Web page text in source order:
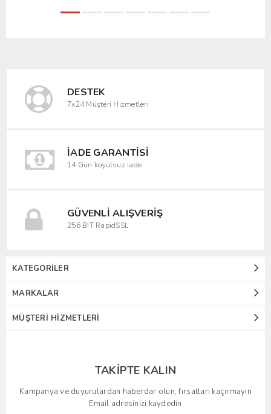
DESTEK
7x24 Müşteri Hizmetleri
İADE GARANTISI
14 Gün koşulsuz iade
GÜVENLI ALIŞVERIŞ
256 BIT RapidSSL
KATEGORILER
MARKALAR
MÜŞTERI HIZMETLERI
TAKIPTE KALIN
Kampanya ve duyurulardan haberdar olun, fırsatları kaçırmayın
Email adresinizi kaydedin